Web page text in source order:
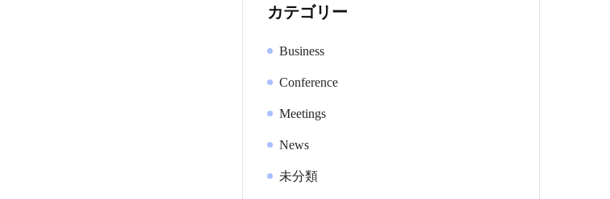
カテゴリー
Business
Conference
Meetings
News
未分類